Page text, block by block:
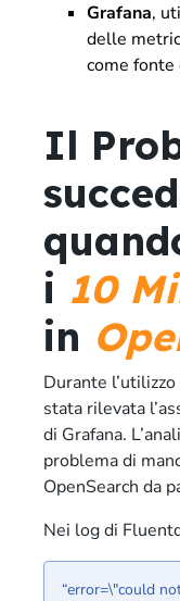
Grafana,
delle
come fonte
Il
i 10
in
Durante
stata rilevata
di Grafana.
problema di
OpenSearch da
Nei log di
“error=\"could